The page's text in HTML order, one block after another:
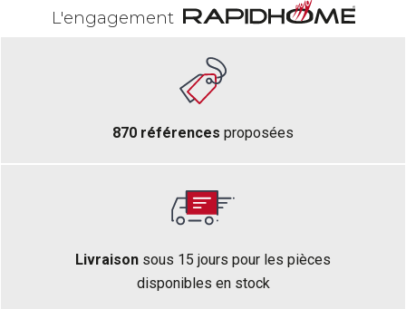
L'engagement
870 références proposées
Livraison sous 15 jours pour les pièces
disponibles en stock